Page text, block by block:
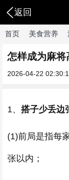
返回
首页 美食营养
怎样成为麻将
2026-04-22
1、 搭子少丢边
(1)前局是指每
张以内；